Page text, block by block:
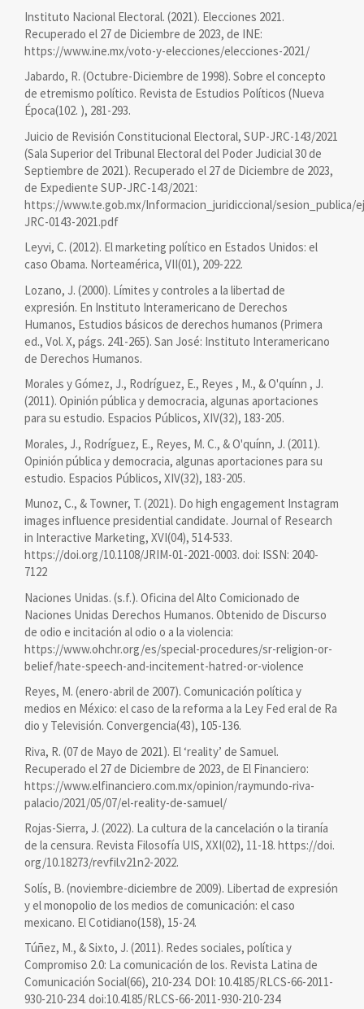
Instituto Nacional Electoral. (2021). Elecciones 2021.
Recuperado el 27 de Diciembre de 2023, de INE:
https://www.ine.mx/voto-y-elecciones/elecciones-2021/
Jabardo, R. (Octubre-Diciembre de 1998). Sobre el concepto
de etremismo político. Revista de Estudios Políticos (Nueva
Época(102. ), 281-293.
Juicio de Revisión Constitucional Electoral, SUP-JRC-143/2021
(Sala Superior del Tribunal Electoral del Poder Judicial 30 de
Septiembre de 2021). Recuperado el 27 de Diciembre de 2023,
de Expediente SUP-JRC-143/2021:
https://www.te.gob.mx/Informacion_juridiccional/sesion_publica/
JRC-0143-2021.pdf
Leyvi, C. (2012). El marketing político en Estados Unidos: el
caso Obama. Norteamérica, VII(01), 209-222.
Lozano, J. (2000). Límites y controles a la libertad de
expresión. En Instituto Interamericano de Derechos
Humanos, Estudios básicos de derechos humanos (Primera
ed., Vol. X, págs. 241-265). San José: Instituto Interamericano
de Derechos Humanos.
Morales y Gómez, J., Rodríguez, E., Reyes , M., & O'quínn , J.
(2011). Opinión pública y democracia, algunas aportaciones
para su estudio. Espacios Públicos, XIV(32), 183-205.
Morales, J., Rodríguez, E., Reyes, M. C., & O'quínn, J. (2011).
Opinión pública y democracia, algunas aportaciones para su
estudio. Espacios Públicos, XIV(32), 183-205.
Munoz, C., & Towner, T. (2021). Do high engagement Instagram
images influence presidential candidate. Journal of Research
in Interactive Marketing, XVI(04), 514-533.
https://doi.org/10.1108/JRIM-01-2021-0003. doi: ISSN: 2040-
7122
Naciones Unidas. (s.f.). Oficina del Alto Comicionado de
Naciones Unidas Derechos Humanos. Obtenido de Discurso
de odio e incitación al odio o a la violencia:
https://www.ohchr.org/es/special-procedures/sr-religion-or-
belief/hate-speech-and-incitement-hatred-or-violence
Reyes, M. (enero-abril de 2007). Comunicación política y
medios en México: el caso de la reforma a la Ley Fed eral de Ra
dio y Televisión. Convergencia(43), 105-136.
Riva, R. (07 de Mayo de 2021). El ‘reality’ de Samuel.
Recuperado el 27 de Diciembre de 2023, de El Financiero:
https://www.elfinanciero.com.mx/opinion/raymundo-riva-
palacio/2021/05/07/el-reality-de-samuel/
Rojas-Sierra, J. (2022). La cultura de la cancelación o la tiranía
de la censura. Revista Filosofía UIS, XXI(02), 11-18. https://doi.
org/10.18273/revfil.v21n2-2022.
Solís, B. (noviembre-diciembre de 2009). Libertad de expresión
y el monopolio de los medios de comunicación: el caso
mexicano. El Cotidiano(158), 15-24.
Túñez, M., & Sixto, J. (2011). Redes sociales, política y
Compromiso 2.0: La comunicación de los. Revista Latina de
Comunicación Social(66), 210-234. DOI: 10.4185/RLCS-66-2011-
930-210-234. doi:10.4185/RLCS-66-2011-930-210-234